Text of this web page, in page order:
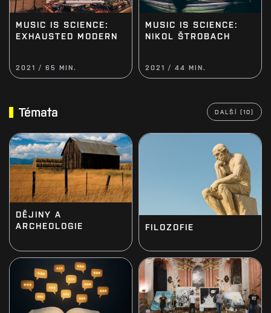
MUSIC IS SCIENCE:
EXHAUSTED MODERN
2021 / 65 MIN.
MUSIC IS SCIENCE:
NIKOL ŠTROBACH
2021 / 44 MIN.
Témata DALŠÍ (10)
DĚJINY A
ARCHEOLOGIE
FILOZOFIE